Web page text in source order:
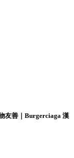
友善｜Burgerciaga 漢